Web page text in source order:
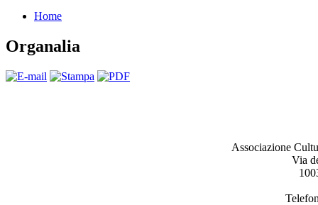
Home
Organalia
Associazione
Via